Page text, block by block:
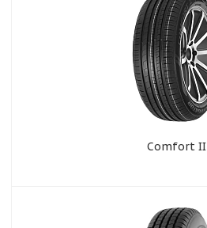
Comfort II